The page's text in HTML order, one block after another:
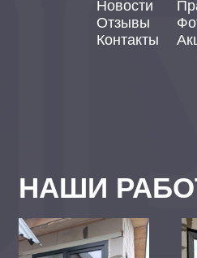
Новости
Отзывы
Контакты
НАШИ